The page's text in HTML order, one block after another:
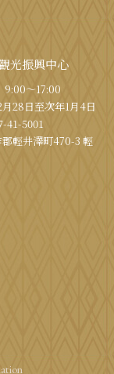
光振興中心
9:00〜17:00
28日至次年1月4日
41-5001
輕井澤町470-3 輕